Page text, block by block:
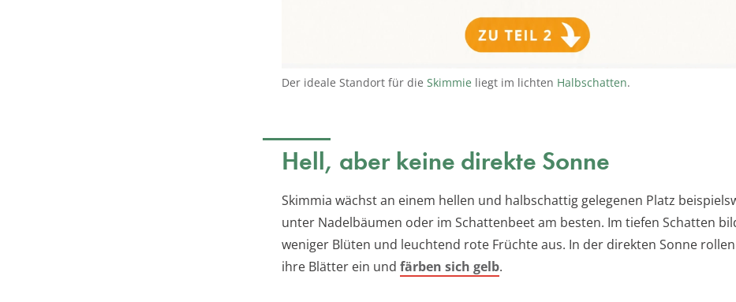
Der ideale Standort für die Skimmie liegt im lichten Halbschatten.
Hell, aber keine direkte Sonne
Skimmia wächst an einem hellen und halbschattig gelegenen Platz
unter Nadelbäumen oder im Schattenbeet am besten. Im tiefen Schatten
weniger Blüten und leuchtend rote Früchte aus. In der direkten Sonne
ihre Blätter ein und färben sich gelb.